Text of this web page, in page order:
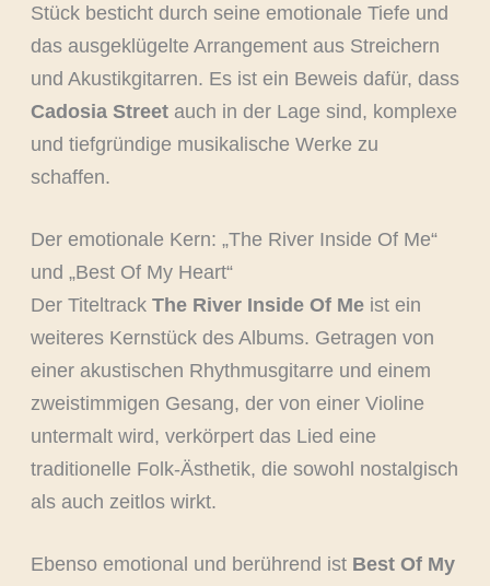
Stück besticht durch seine emotionale Tiefe und
das ausgeklügelte Arrangement aus Streichern
und Akustikgitarren. Es ist ein Beweis dafür, dass
Cadosia Streetauch in der Lage sind, komplexe
und tiefgründige musikalische Werke zu
schaffen.
Der emotionale Kern: „The River Inside Of Me“
und „Best Of My Heart“
Der Titeltrack The River Inside Of Meist ein
weiteres Kernstück des Albums. Getragen von
einer akustischen Rhythmusgitarre und einem
zweistimmigen Gesang, der von einer Violine
untermalt wird, verkörpert das Lied eine
traditionelle Folk-Ästhetik, die sowohl nostalgisch
als auch zeitlos wirkt.
Ebenso emotional und berührend ist Best Of My